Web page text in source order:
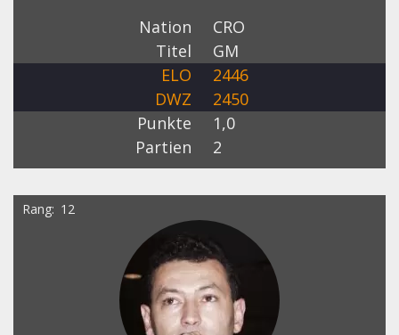
Nation
CRO
Titel
GM
ELO
2446
DWZ
2450
Punkte
1,0
Partien
2
Rang 12